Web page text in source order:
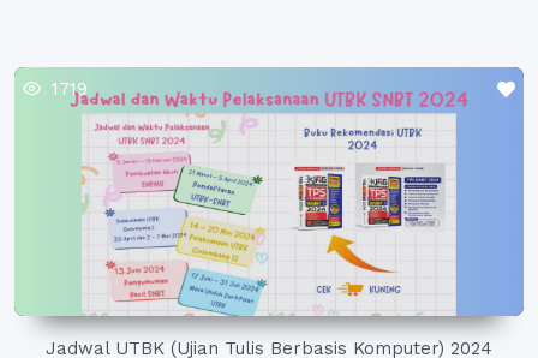
1719
Jadwal UTBK (Ujian Tulis Berbasis Komputer) 2024